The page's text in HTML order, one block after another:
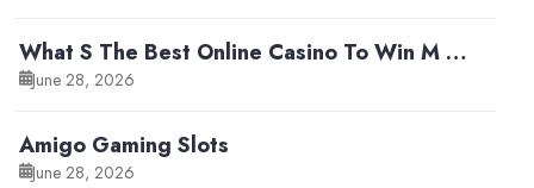
What S The Best Online Casino To Win M …
June 28, 2026
Amigo Gaming Slots
June 28, 2026